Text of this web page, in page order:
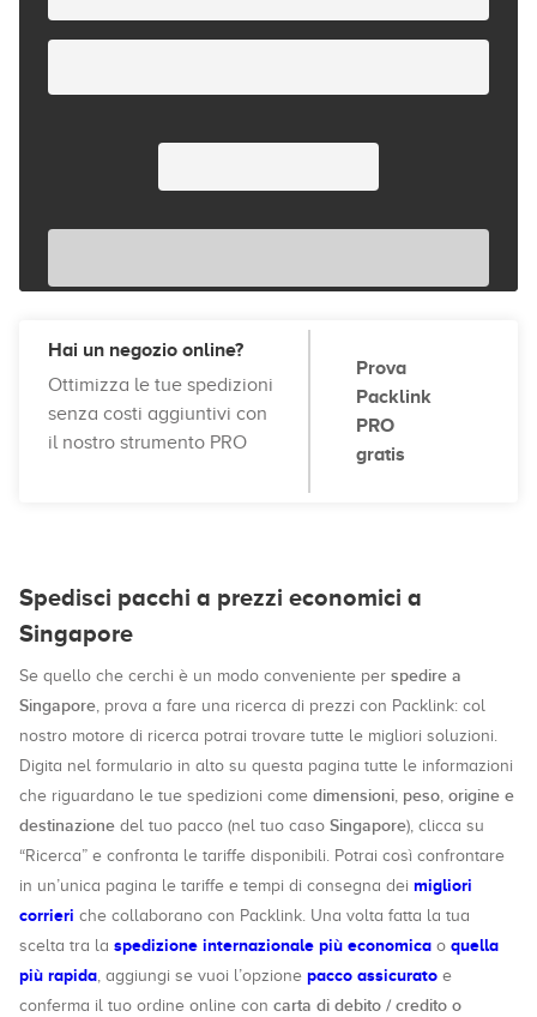
Hai un negozio online?
Ottimizza le tue spedizioni
senza costi aggiuntivi con
il nostro strumento PRO
Prova
Packlink
PRO
gratis
Spedisci pacchi a prezzi economici a
Singapore
Se quello che cerchi è un modo conveniente per spedire a
Singapore, prova a fare una ricerca di prezzi con Packlink: col
nostro motore di ricerca potrai trovare tutte le migliori soluzioni.
Digita nel formulario in alto su questa pagina tutte le informazioni
che riguardano le tue spedizioni come dimensioni, peso, origine e
destinazione del tuo pacco (nel tuo caso Singapore), clicca su
“Ricerca” e confronta le tariffe disponibili. Potrai così confrontare
in un’unica pagina le tariffe e tempi di consegna dei migliori
corrieri che collaborano con Packlink. Una volta fatta la tua
scelta tra la spedizione internazionale più economica o quella
più rapida, aggiungi se vuoi l’opzione pacco assicurato e
conferma il tuo ordine online con carta di debito / credito o